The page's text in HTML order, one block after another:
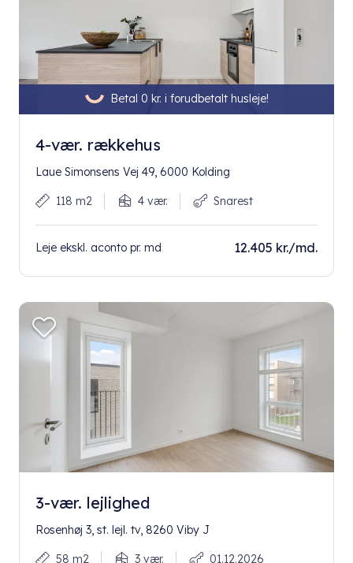
Betal 0 kr. i forudbetalt husleje!
4-vær. rækkehus
Laue Simonsens Vej 49, 6000 Kolding
118 m2 4 vær. Snarest
Leje ekskl. aconto pr. md 12.405 kr./md.
3-vær. lejlighed
Rosenhøj 3, st. lejl. tv, 8260 Viby J
58 m2 3 vær. 01.12.2026